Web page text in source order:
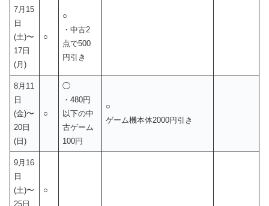
7月15
日
(土)〜
17日
(月)
○
○
・中古2
点で500
円引き
8月11
日
(金)〜
20日
(日)
○
◯
・480円
以下の中
古ゲーム
100円
○
ゲーム機本体2000円引き
9月16
日
(土)〜
25日
○